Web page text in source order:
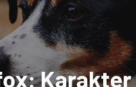
Karakter